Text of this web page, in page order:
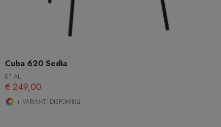
Cuba 620 Sedia
ET AL.
€ 249,00
+ VARIANTI DISPONIBILI